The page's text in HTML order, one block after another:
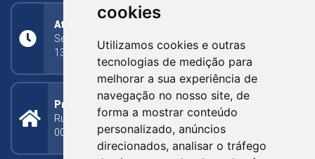
cookies
Utilizamos cookies e outras
tecnologias de medição para
melhorar a sua experiência de
navegação no nosso site, de
forma a mostrar conteúdo
personalizado, anúncios
direcionados, analisar o tráfego
Atendimento
Segunda a Sexta: 8h às 11h30min (manhã);
13h30min às 17h (tarde)
Prefeitura Municipal
Rua Silva Jardim, 505 - Bairro Centro - CEP: 95340-
000